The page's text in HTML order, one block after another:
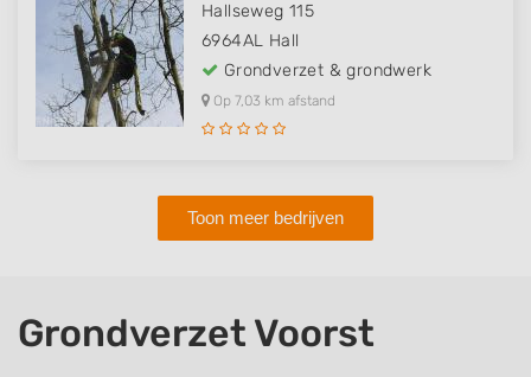
Hallseweg 115
6964AL Hall
Grondverzet & grondwerk
Op 7,03 km afstand
Toon meer bedrijven
Grondverzet Voorst